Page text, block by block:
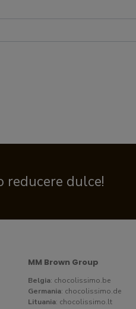
dulce!
MM Brown Group
Belgia: chocolissimo.be
Germania: chocolissimo.de
Lituania: chocolissimo.lt